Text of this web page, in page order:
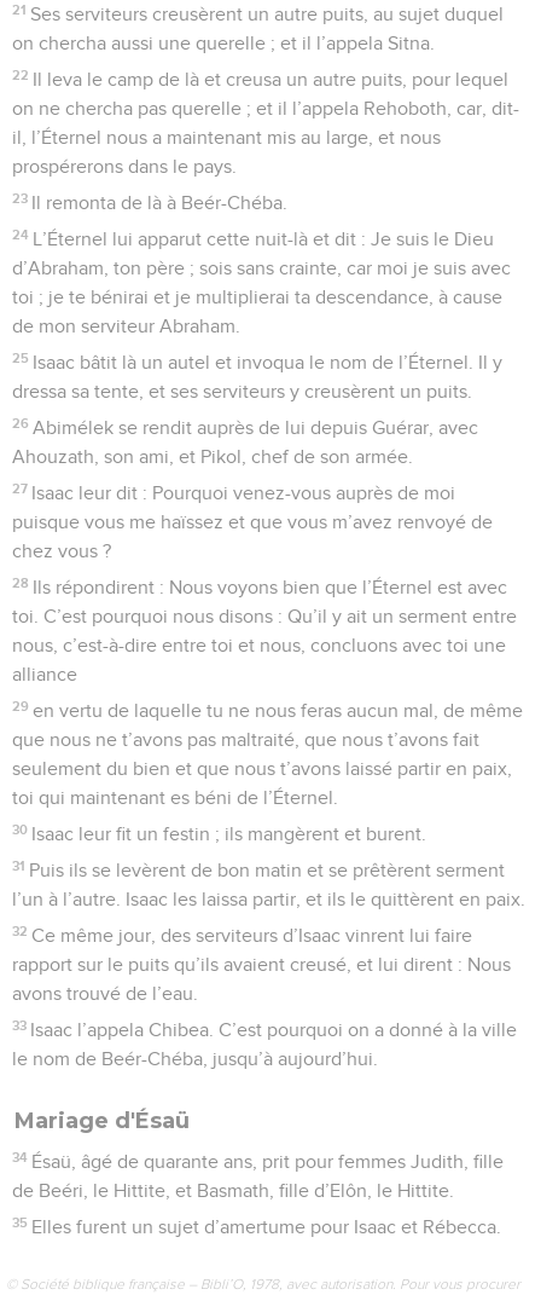
21 Ses serviteurs creusèrent un autre puits, au sujet duquel
on chercha aussi une querelle ; et il l’appela Sitna.
22 Il leva le camp de là et creusa un autre puits, pour lequel
on ne chercha pas querelle ; et il l’appela Rehoboth, car, dit-
il, l’Éternel nous a maintenant mis au large, et nous
prospérerons dans le pays.
23 Il remonta de là à Beér-Chéba.
24 L’Éternel lui apparut cette nuit-là et dit : Je suis le Dieu
d’Abraham, ton père ; sois sans crainte, car moi je suis avec
toi ; je te bénirai et je multiplierai ta descendance, à cause
de mon serviteur Abraham.
25 Isaac bâtit là un autel et invoqua le nom de l’Éternel. Il y
dressa sa tente, et ses serviteurs y creusèrent un puits.
26 Abimélek se rendit auprès de lui depuis Guérar, avec
Ahouzath, son ami, et Pikol, chef de son armée.
27 Isaac leur dit : Pourquoi venez-vous auprès de moi
puisque vous me haïssez et que vous m’avez renvoyé de
chez vous ?
28 Ils répondirent : Nous voyons bien que l’Éternel est avec
toi. C’est pourquoi nous disons : Qu’il y ait un serment entre
nous, c’est-à-dire entre toi et nous, concluons avec toi une
alliance
29 en vertu de laquelle tu ne nous feras aucun mal, de même
que nous ne t’avons pas maltraité, que nous t’avons fait
seulement du bien et que nous t’avons laissé partir en paix,
toi qui maintenant es béni de l’Éternel.
30 Isaac leur fit un festin ; ils mangèrent et burent.
31 Puis ils se levèrent de bon matin et se prêtèrent serment
l’un à l’autre. Isaac les laissa partir, et ils le quittèrent en paix.
32 Ce même jour, des serviteurs d’Isaac vinrent lui faire
rapport sur le puits qu’ils avaient creusé, et lui dirent : Nous
avons trouvé de l’eau.
33 Isaac l’appela Chibea. C’est pourquoi on a donné à la ville
le nom de Beér-Chéba, jusqu’à aujourd’hui.
Mariage d'Ésaü
34 Ésaü, âgé de quarante ans, prit pour femmes Judith, fille
de Beéri, le Hittite, et Basmath, fille d’Elôn, le Hittite.
35 Elles furent un sujet d’amertume pour Isaac et Rébecca.
© Société biblique française – Bibli’O, 1978, avec autorisation. Pour vous procurer